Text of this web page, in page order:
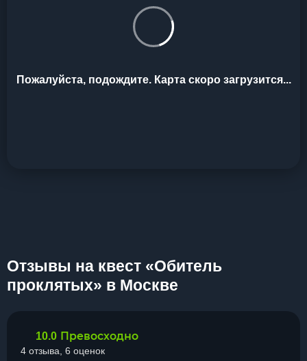
Пожалуйста, подождите. Карта скоро загрузится...
Отзывы на квест «Обитель
проклятых» в Москве
10.0 Превосходно
4 отзыва, 6 оценок